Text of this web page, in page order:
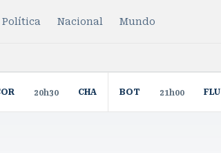
Política Nacional Mundo
20h30 CHA BOT 21h00 FLU